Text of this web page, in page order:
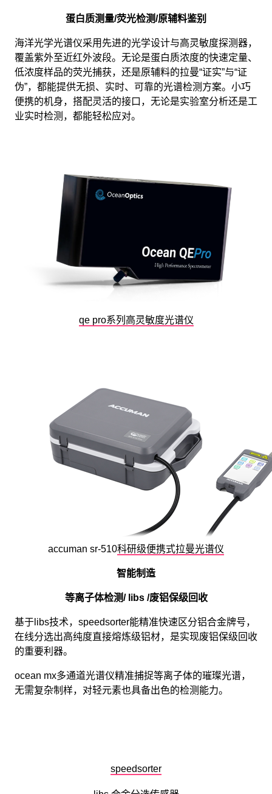
蛋白质测量/荧光检测/原辅料鉴别
海洋光学光谱仪采用先进的光学设计与高灵敏度探测器，
覆盖紫外至近红外波段。无论是蛋白质浓度的快速定量、
低浓度样品的荧光捕获，还是原辅料的拉曼“证实”与“证
伪”，都能提供无损、实时、可靠的光谱检测方案。小巧
便携的机身，搭配灵活的接口，无论是实验室分析还是工
业实时检测，都能轻松应对。
qe pro系列高灵敏度光谱仪
accuman sr-510科研级便携式拉曼光谱仪
智能制造
等离子体检测/ libs /废铝保级回收
基于libs技术，speedsorter能精准快速区分铝合金牌号，
在线分选出高纯度直接熔炼级铝材，是实现废铝保级回收
的重要利器。
ocean mx多通道光谱仪精准捕捉等离子体的璀璨光谱，
无需复杂制样，对轻元素也具备出色的检测能力。
speedsorter